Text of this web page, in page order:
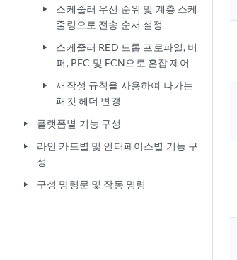
play_arrow
스케줄러 우선 순위 및 계층 스케
줄링으로 전송 순서 설정
play_arrow
스케줄러 RED 드롭 프로파일, 버
퍼, PFC 및 ECN으로 혼잡 제어
play_arrow
재작성 규칙을 사용하여 나가는
패킷 헤더 변경
play_arrow 플랫폼별 기능 구성
play_arrow
라인 카드별 및 인터페이스별 기능 구
성
play_arrow 구성 명령문 및 작동 명령